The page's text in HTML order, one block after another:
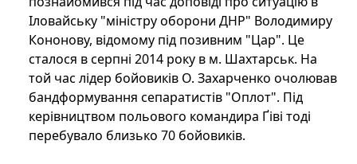
Іловайську "міністру оборони ДНР" Володимиру
Кононову, відомому під позивним "Цар". Це
сталося в серпні 2014 року в м. Шахтарськ. На
той час лідер бойовиків О. Захарченко очолював
бандформування сепаратистів "Оплот". Під
керівництвом польового командира Ґіві тоді
перебувало близько 70 бойовиків.